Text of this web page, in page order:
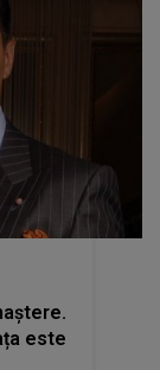
este